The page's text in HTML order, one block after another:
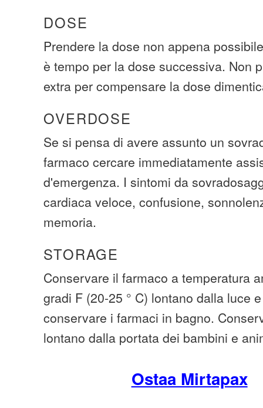
DOSE
Prendere la dose non appena
è tempo per la dose successiva. Non
extra per compensare la dose
OVERDOSE
Se si pensa di avere assunto un
farmaco cercare immediatamente
d'emergenza. I sintomi da
cardiaca veloce, confusione,
memoria.
STORAGE
Conservare il farmaco a temperatura
gradi F (20-25 ° C) lontano dalla luce
conservare i farmaci in bagno.
lontano dalla portata dei bambini e
Ostaa Mirtapax